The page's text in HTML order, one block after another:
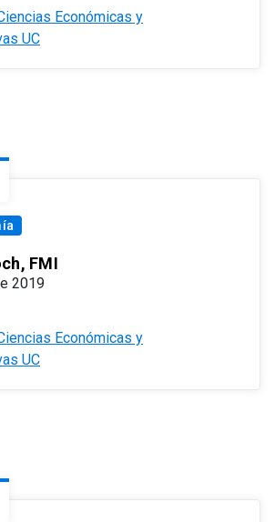
Económicas y
UC
FMI
2019
Económicas y
UC